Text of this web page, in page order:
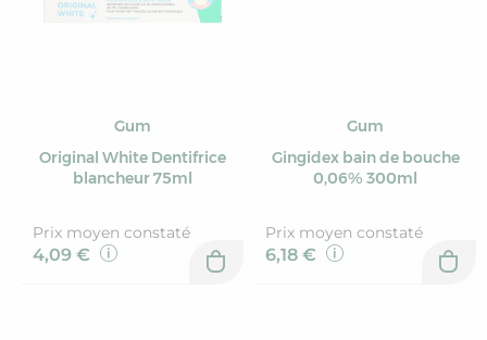
Gum
Original White Dentifrice
blancheur 75ml
Prix moyen constaté
4,09 €
Gum
Gingidex bain de bouche
0,06% 300ml
Prix moyen constaté
6,18 €